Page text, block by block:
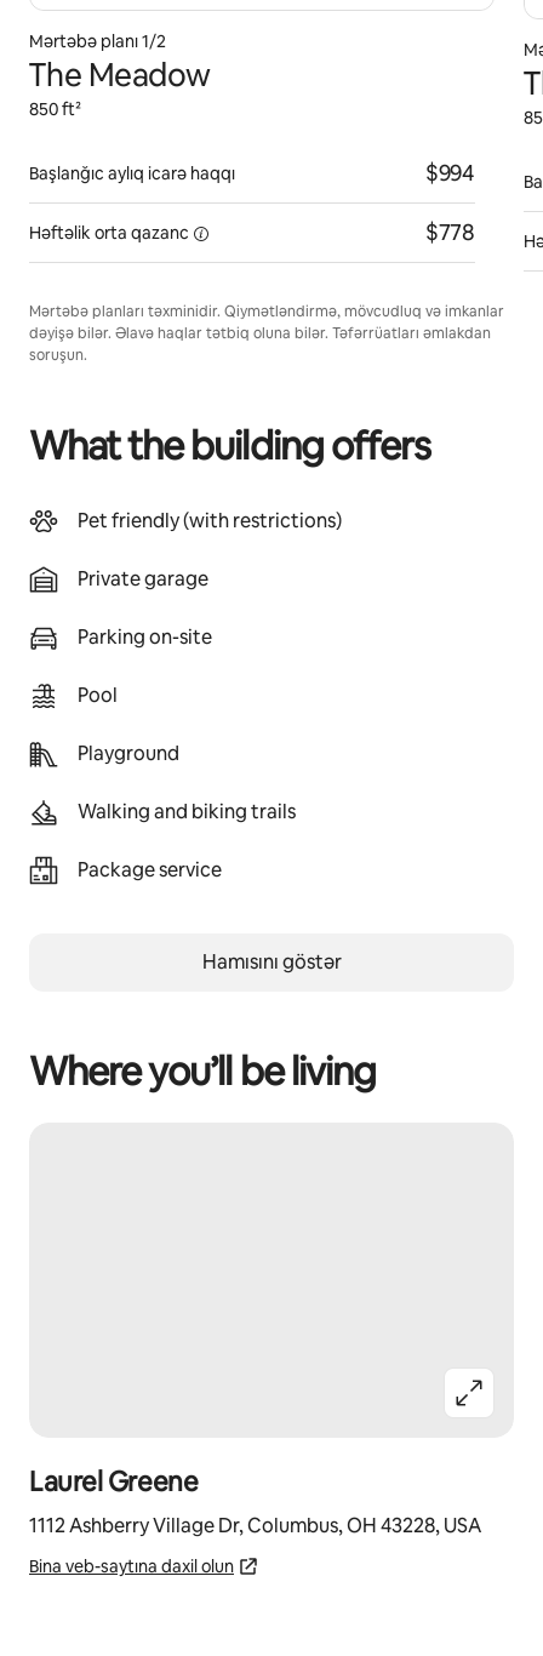
Mərtəbə planı 1/2
The Meadow
850 ft²
Başlanğıc aylıq icarə haqqı $994
Həftəlik orta qazanc $778
Mərtəbə planları təxminidir. Qiymətləndirmə, mövcudluq və imkanlar
dəyişə bilər. Əlavə haqlar tətbiq oluna bilər. Təfərrüatları əmlakdan
soruşun.
What the building offers
Pet friendly (with restrictions)
Private garage
Parking on-site
Pool
Playground
Walking and biking trails
Package service
Hamısını göstər
Where you’ll be living
Laurel Greene
1112 Ashberry Village Dr, Columbus, OH 43228, USA
Bina veb-saytına daxil olun